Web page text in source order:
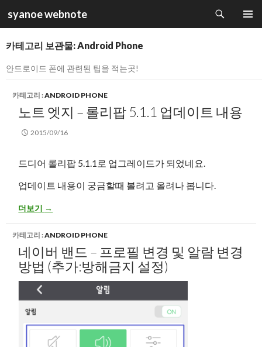
syanoe webnote
색
츠
건
뛰
카테고리 보관물: Android Phone
안드로이드 폰에 관련된 팁을 적는곳!
카테고리 :ANDROID PHONE
노트 엣지 – 롤리팝 5.1.1 업데이트 내용
2015/09/16
드디어 롤리팝 5.1.1로 업그레이드가 되었네요.
업데이트 내용이 궁금할때 볼려고 올려나 봅니다.
노트 엣지 – 롤리팝 5.1.1 업데이트 내용
더보기 →
카테고리 :ANDROID PHONE
네이버 밴드 – 프로필 변경 및 알람 변경
방법 (추가:방해금지 설정)